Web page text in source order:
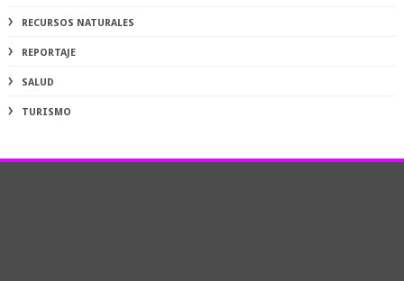
RECURSOS NATURALES
REPORTAJE
SALUD
TURISMO